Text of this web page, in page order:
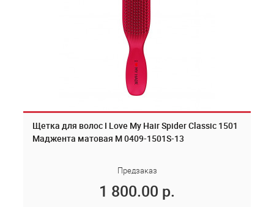
Щетка для волос I Love My Hair Spider Classic 1501
Маджента матовая M 0409-1501S-13
Предзаказ
1 800.00 р.